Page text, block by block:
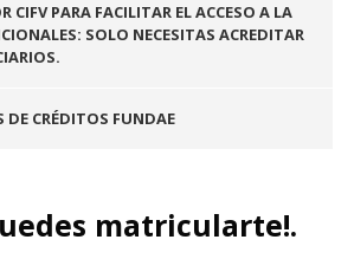
PARA FACILITAR EL ACCESO A LA
SOLO NECESITAS ACREDITAR
CRÉDITOS FUNDAE
matricularte!.